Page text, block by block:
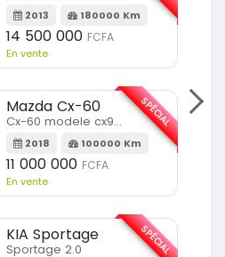
2013 180000 Km
14 500 000 FCFA
En vente
Mazda Cx-60
Cx-60 modele cx9 full option
2018 100000 Km
11 000 000 FCFA
En vente
SPÉCIAL
KIA Sportage
Sportage 2.0 SPÉCIAL